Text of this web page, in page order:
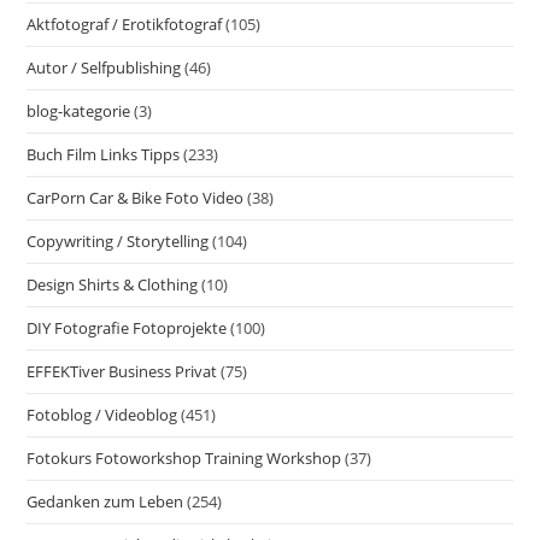
Aktfotograf / Erotikfotograf(105)
Autor / Selfpublishing(46)
blog-kategorie(3)
Buch Film Links Tipps(233)
CarPorn Car & Bike Foto Video (38)
Copywriting / Storytelling(104)
Design Shirts & Clothing(10)
DIY Fotografie Fotoprojekte(100)
EFFEKTiver Business Privat(75)
Fotoblog / Videoblog(451)
Fotokurs Fotoworkshop Training Workshop(37)
Gedanken zum Leben (254)